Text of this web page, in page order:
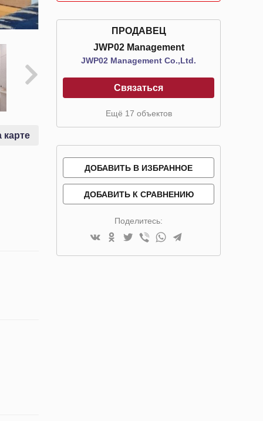
карте
ПРОДАВЕЦ
JWP02 Management
JWP02 Management Co.,Ltd.
Связаться
Ещё 17 объектов
ДОБАВИТЬ В ИЗБРАННОЕ
ДОБАВИТЬ К СРАВНЕНИЮ
Поделитесь: